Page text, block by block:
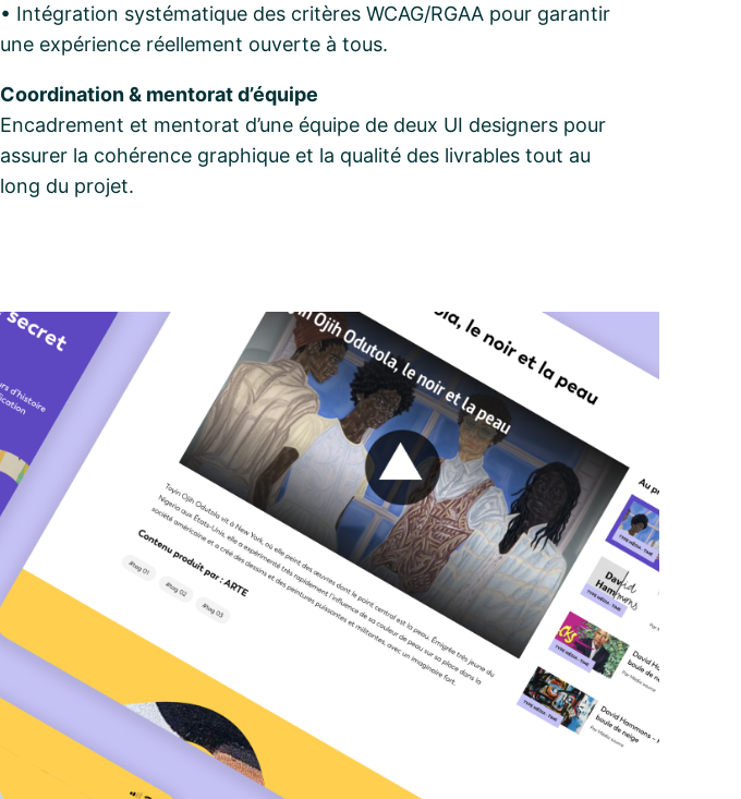
• Intégration systématique des critères WCAG/RGAA pour garantir
une expérience réellement ouverte à tous.
Coordination & mentorat d’équipe
Encadrement et mentorat d’une équipe de deux UI designers pour
assurer la cohérence graphique et la qualité des livrables tout au
long du projet.